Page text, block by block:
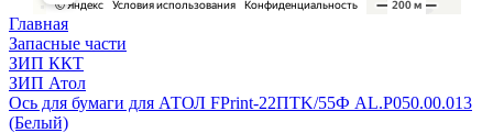
Главная
Запасные части
ЗИП ККТ
ЗИП Атол
Ось для бумаги для АТОЛ FPrint-22ПТK/55Ф AL.P050.00.013
(Белый)